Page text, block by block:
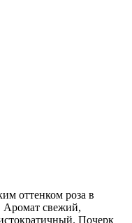
оттенком роза в
Аромат свежий,
Почерк